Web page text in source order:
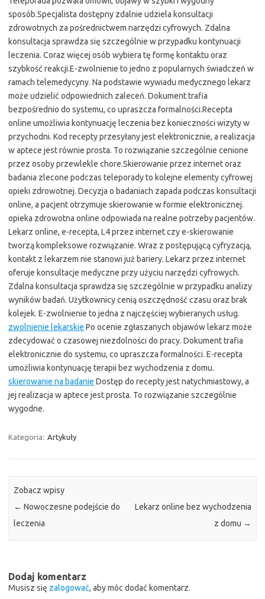
sposób.Specjalista dostępny zdalnie udziela konsultacji
zdrowotnych za pośrednictwem narzędzi cyfrowych. Zdalna
konsultacja sprawdza się szczególnie w przypadku kontynuacji
leczenia. Coraz więcej osób wybiera tę formę kontaktu oraz
szybkość reakcji.E-zwolnienie to jedno z popularnych świadczeń w
ramach telemedycyny. Na podstawie wywiadu medycznego lekarz
może udzielić odpowiednich zaleceń. Dokument trafia
bezpośrednio do systemu, co upraszcza formalności.Recepta
online umożliwia kontynuację leczenia bez konieczności wizyty w
przychodni. Kod recepty przesyłany jest elektronicznie, a realizacja
w aptece jest równie prosta. To rozwiązanie szczególnie cenione
przez osoby przewlekle chore.Skierowanie przez internet oraz
badania zlecone podczas teleporady to kolejne elementy cyfrowej
opieki zdrowotnej. Decyzja o badaniach zapada podczas konsultacji
online, a pacjent otrzymuje skierowanie w formie elektronicznej.
opieka zdrowotna online odpowiada na realne potrzeby pacjentów.
Lekarz online, e-recepta, L4 przez internet czy e-skierowanie
tworzą kompleksowe rozwiązanie. Wraz z postępującą cyfryzacją,
kontakt z lekarzem nie stanowi już bariery. Lekarz przez internet
oferuje konsultacje medyczne przy użyciu narzędzi cyfrowych.
Zdalna konsultacja sprawdza się szczególnie w przypadku analizy
wyników badań. Użytkownicy cenią oszczędność czasu oraz brak
kolejek. E-zwolnienie to jedna z najczęściej wybieranych usług.
zwolnienie lekarskie Po ocenie zgłaszanych objawów lekarz może
zdecydować o czasowej niezdolności do pracy. Dokument trafia
elektronicznie do systemu, co upraszcza formalności. E-recepta
umożliwia kontynuację terapii bez wychodzenia z domu.
skierowanie na badanie Dostęp do recepty jest natychmiastowy, a
jej realizacja w aptece jest prosta. To rozwiązanie szczególnie
wygodne.
Kategoria: Artykuły
Zobacz wpisy
← Nowoczesne podejście do
leczenia
Lekarz online bez wychodzenia
z domu →
Dodaj komentarz
Musisz się zalogować, aby móc dodać komentarz.